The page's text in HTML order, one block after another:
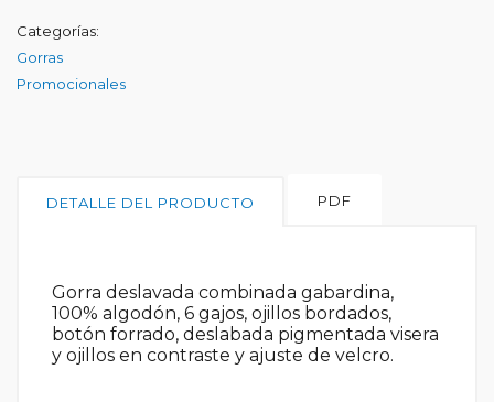
Categorías:
Gorras
Promocionales
DETALLE DEL PRODUCTO PDF
Gorra deslavada combinada gabardina,
100% algodón, 6 gajos, ojillos bordados,
botón forrado, deslabada pigmentada visera
y ojillos en contraste y ajuste de velcro.